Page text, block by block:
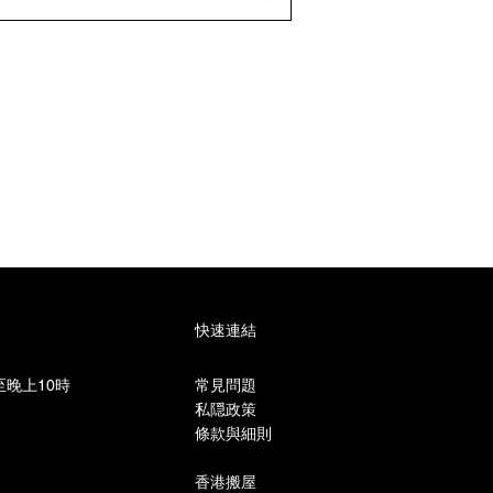
晚上10時​
快速連結
常見問題
私隠政策
條款與細則
香港搬屋